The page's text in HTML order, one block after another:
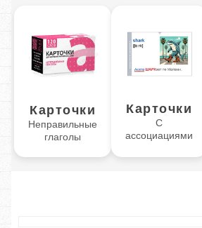
Карточки
Неправильные
глаголы
Карточки
С
ассоциациями